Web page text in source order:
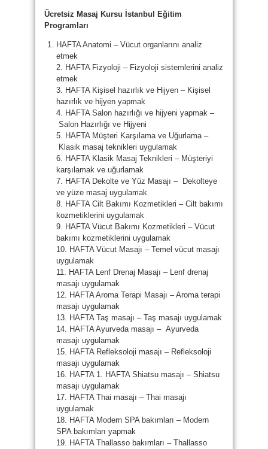
Ücretsiz Masaj Kursu İstanbul Eğitim
Programları
HAFTA Anatomi – Vücut organlarını analiz
etmek
2. HAFTA Fizyoloji – Fizyoloji sistemlerini analiz
etmek
3. HAFTA Kişisel hazırlık ve Hijyen – Kişisel
hazırlık ve hijyen yapmak
4. HAFTA Salon hazırlığı ve hijyeni yapmak –
Salon Hazırlığı ve Hijyeni
5. HAFTA Müşteri Karşılama ve Uğurlama –
Klasik masaj teknikleri uygulamak
6. HAFTA Klasik Masaj Teknikleri – Müşteriyi
karşılamak ve uğurlamak
7. HAFTA Dekolte ve Yüz Masajı – Dekolteye
ve yüze masaj uygulamak
8. HAFTA Cilt Bakımı Kozmetikleri – Cilt bakımı
kozmetiklerini uygulamak
9. HAFTA Vücut Bakımı Kozmetikleri – Vücut
bakımı kozmetiklerini uygulamak
10. HAFTA Vücut Masajı – Temel vücut masajı
uygulamak
11. HAFTA Lenf Drenaj Masajı – Lenf drenaj
masajı uygulamak
12. HAFTA Aroma Terapi Masajı – Aroma terapi
masajı uygulamak
13. HAFTA Taş masajı – Taş masajı uygulamak
14. HAFTA Ayurveda masajı – Ayurveda
masajı uygulamak
15. HAFTA Refleksoloji masajı – Refleksoloji
masajı uygulamak
16. HAFTA 1. HAFTA Shiatsu masajı – Shiatsu
masajı uygulamak
17. HAFTA Thai masajı – Thai masajı
uygulamak
18. HAFTA Modern SPA bakımları – Modern
SPA bakımları yapmak
19. HAFTA Thallasso bakımları – Thallasso